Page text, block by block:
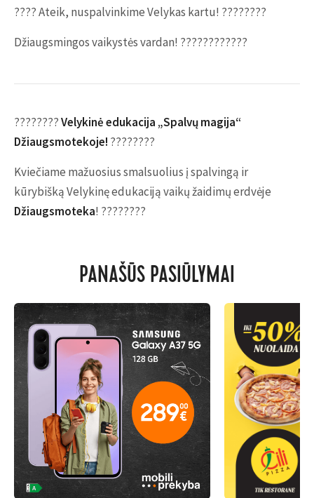
???? Ateik, nuspalvinkime Velykas kartu! ????????️
Džiaugsmingos vaikystės vardan! ????????????
????????Velykinė edukacija „Spalvų magija“
Džiaugsmotekoje! ????????
Kviečiame mažuosius smalsuolius į spalvingą ir
kūrybišką Velykinę edukaciją vaikų žaidimų erdvėje
Džiaugsmoteka! ????????️
PANAŠŪS PASIŪLYMAI